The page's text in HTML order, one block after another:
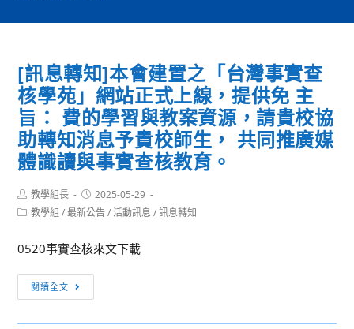
[訊息轉知]本會建置之「台灣事實查
核學苑」網站正式上線，提供免 主
旨： 費的學習與教案資源，請貴校協
助轉知消息予貴校師生， 共同推廣媒
體識讀與事實查核教育。
Post
author:
教學組長
Post
published:
2025-05-29
Post教學組 / 最新公告 / 活動訊息 / 訊息轉知
0520事實查核來文下載
閱讀全文
息
轉